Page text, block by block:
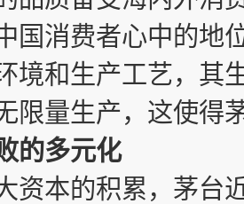
国消费者心中的地
境和生产工艺，其
限量生产，这使得
的多元化
本的积累，茅台